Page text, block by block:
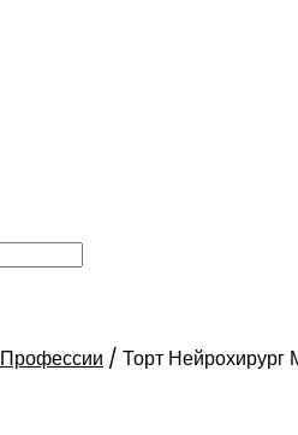
Профессии / Торт Нейрохирург